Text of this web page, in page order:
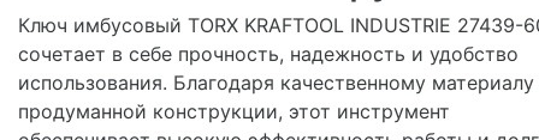
Ключ имбусовый TORX KRAFTOOL INDUSTRIE 27439-
сочетает в себе прочность, надежность и удобство
использования. Благодаря качественному
продуманной конструкции, этот инструмент